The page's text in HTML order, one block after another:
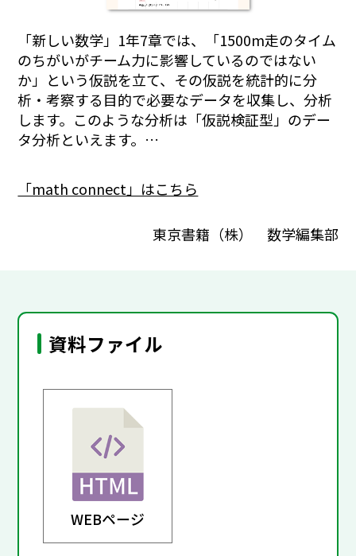
「新しい数学」1年7章では、「1500m走のタイム
のちがいがチーム力に影響しているのではない
か」という仮説を立て、その仮説を統計的に分
析・考察する目的で必要なデータを収集し、分析
します。このような分析は「仮説検証型」のデー
タ分析といえます。…
「math connect」はこちら
東京書籍（株） 数学編集部
資料ファイル
WEBページ